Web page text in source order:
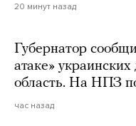
20 минут назад
Губернатор
атаке»
область. На НПЗ
час назад